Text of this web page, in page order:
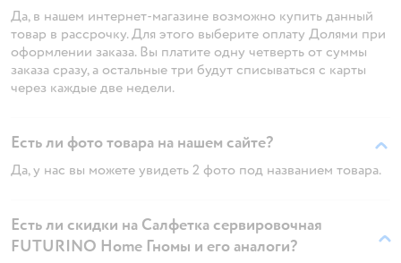
Да, в нашем интернет-магазине возможно купить данный
товар в рассрочку. Для этого выберите оплату Долями при
оформлении заказа. Вы платите одну четверть от суммы
заказа сразу, а остальные три будут списываться с карты
через каждые две недели.
Есть ли фото товара на нашем сайте?
Да, у нас вы можете увидеть 2 фото под названием товара.
Есть ли скидки на Салфетка сервировочная
FUTURINO Home Гномы и его аналоги?